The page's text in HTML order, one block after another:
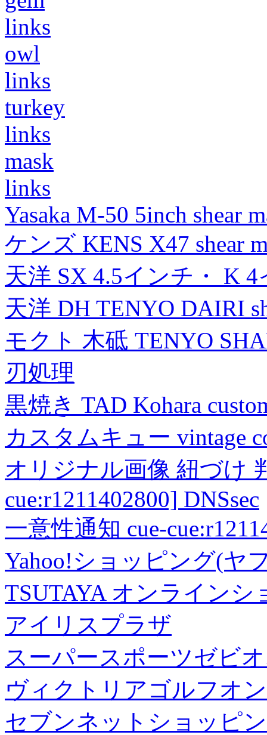
links
owl
links
turkey
links
mask
links
Yasaka M-50 5inch shear
ケンズ KENS X47 shear
天洋 SX 4.5インチ・ K
天洋 DH TENYO DAIRI
モクト 木砥 TENYO
刃処理
黒焼き TAD Kohara
カスタムキュー vintage
オリジナル画像 紐づけ
cue:r1211402800] DNSsec
一意性通知 cue-
Yahoo!ショッピング(ヤ
TSUTAYA オンラインシ
アイリスプラザ
スーパースポーツゼビ
ヴィクトリアゴルフオ
セブンネットショッピ